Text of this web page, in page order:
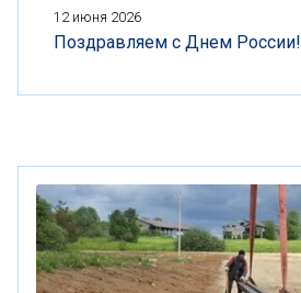
12 июня 2026
Поздравляем с Днем России!